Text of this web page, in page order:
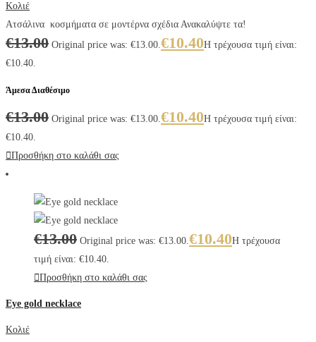
Κολιέ
Ατσάλινα κοσμήματα σε μοντέρνα σχέδια Ανακαλύψτε τα!
€13.00 Original price was: €13.00.€10.40Η τρέχουσα τιμή είναι:
€10.40.
Άμεσα Διαθέσιμο
€13.00 Original price was: €13.00.€10.40Η τρέχουσα τιμή είναι:
€10.40.
Προσθήκη στο καλάθι σας
€13.00 Original price was: €13.00.€10.40Η τρέχουσα
τιμή είναι: €10.40.
Προσθήκη στο καλάθι σας
Eye gold necklace
Κολιέ